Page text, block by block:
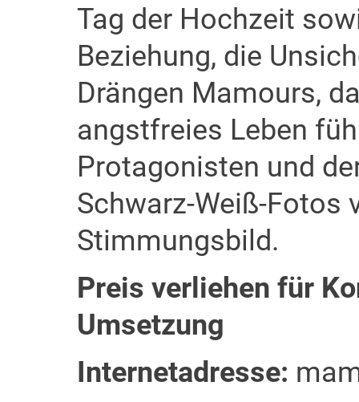
Tag der Hochzeit
Beziehung, die
Drängen Mamours,
angstfreies Leben
Protagonisten und
Schwarz-Weiß-Fotos
Stimmungsbild.
Preis verliehen für
Umsetzung
Internetadresse: